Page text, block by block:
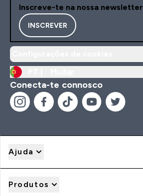
Inscreve-te na nossa newsletter
INSCREVER
Conecta-te connosco
Ajuda
Produtos